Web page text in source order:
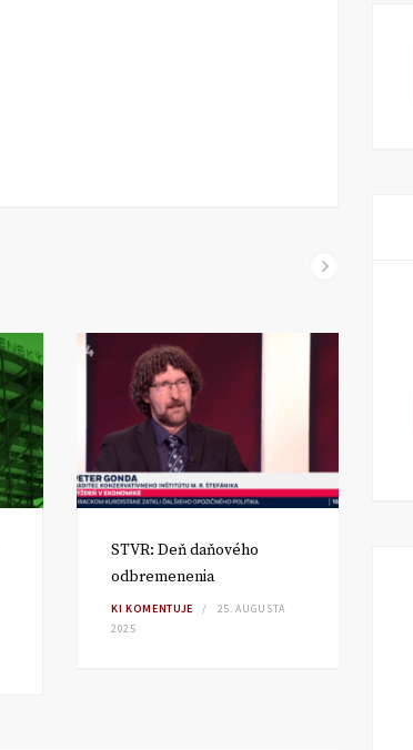
STVR: Deň daňového
odbremenenia
KI KOMENTUJE
25. AUGUSTA
2025